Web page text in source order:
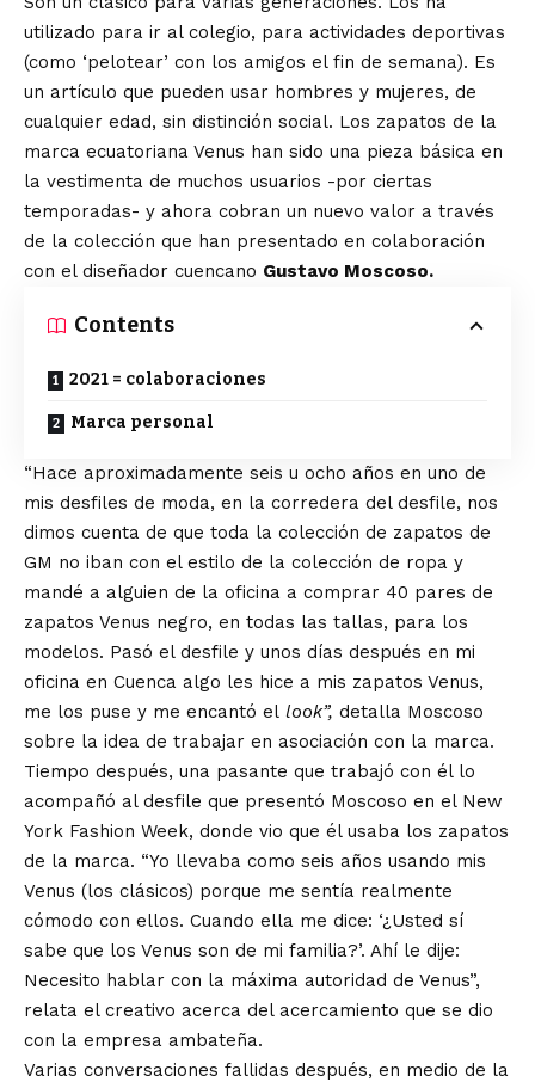
utilizado para ir al colegio, para actividades deportivas
(como ‘pelotear’ con los amigos el fin de semana). Es
un artículo que pueden usar hombres y mujeres, de
cualquier edad, sin distinción social. Los zapatos de la
marca ecuatoriana Venus han sido una pieza básica en
la vestimenta de muchos usuarios -por ciertas
temporadas- y ahora cobran un nuevo valor a través
de la colección que han presentado en colaboración
con el diseñador cuencano Gustavo Moscoso.
Contents
2021 = colaboraciones
Marca personal
“Hace aproximadamente seis u ocho años en uno de
mis desfiles de moda, en la corredera del desfile, nos
dimos cuenta de que toda la colección de zapatos de
GM no iban con el estilo de la colección de ropa y
mandé a alguien de la oficina a comprar 40 pares de
zapatos Venus negro, en todas las tallas, para los
modelos. Pasó el desfile y unos días después en mi
oficina en Cuenca algo les hice a mis zapatos Venus,
me los puse y me encantó el look”, detalla Moscoso
sobre la idea de trabajar en asociación con la marca.
Tiempo después, una pasante que trabajó con él lo
acompañó al desfile que presentó Moscoso en el New
York Fashion Week, donde vio que él usaba los zapatos
de la marca. “Yo llevaba como seis años usando mis
Venus (los clásicos) porque me sentía realmente
cómodo con ellos. Cuando ella me dice: ‘¿Usted sí
sabe que los Venus son de mi familia?’. Ahí le dije:
Necesito hablar con la máxima autoridad de Venus”,
relata el creativo acerca del acercamiento que se dio
con la empresa ambateña.
Varias conversaciones fallidas después, en medio de la